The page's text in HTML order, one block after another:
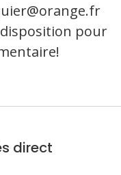
pour
direct